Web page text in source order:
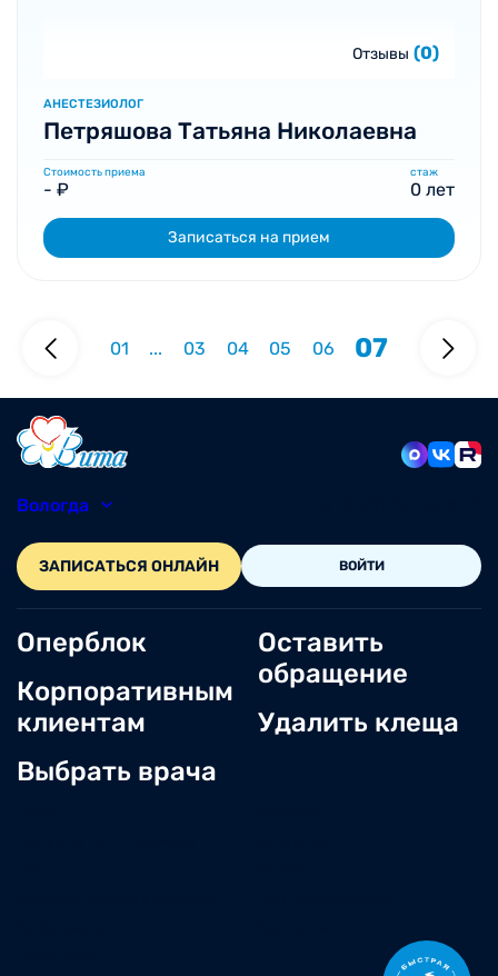
Отзывы (0)
АНЕСТЕЗИОЛОГ
Петряшова Татьяна Николаевна
Стоимость приема
- ₽
стаж
0 лет
Записаться на прием
01 ... 03 04 05 06 07
Вологда
ЗАПИСАТЬСЯ ОНЛАЙН ВОЙТИ
Оперблок
Корпоративным
клиентам
Выбрать врача
Оставить
обращение
Удалить клеща